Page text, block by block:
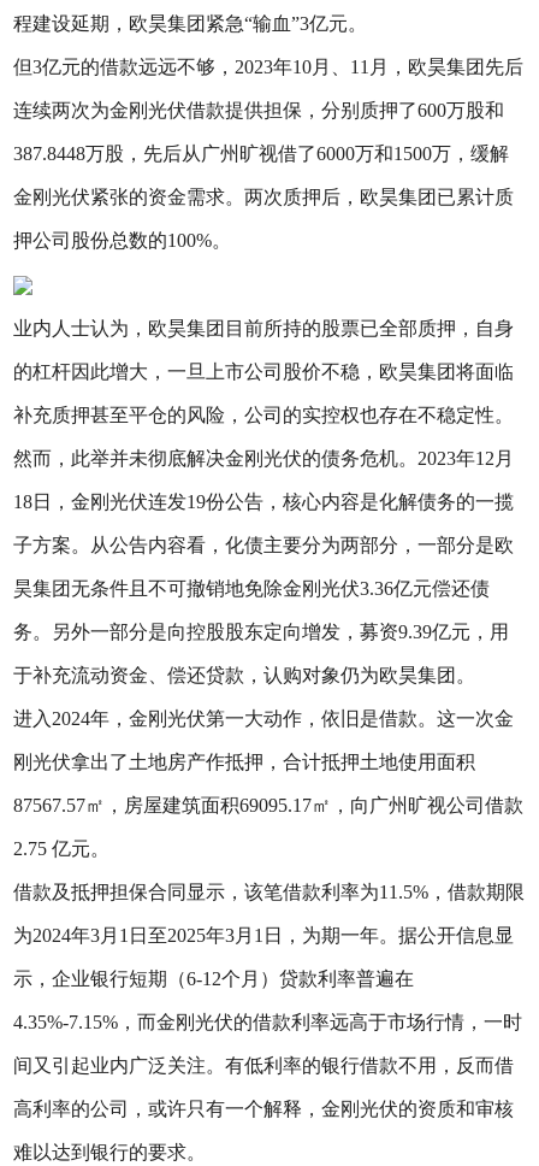
程建设延期，欧昊集团紧急“输血”3亿元。
但3亿元的借款远远不够，2023年10月、11月，欧昊集团先后
连续两次为金刚光伏借款提供担保，分别质押了600万股和
387.8448万股，先后从广州旷视借了6000万和1500万，缓解
金刚光伏紧张的资金需求。两次质押后，欧昊集团已累计质
押公司股份总数的100%。
业内人士认为，欧昊集团目前所持的股票已全部质押，自身
的杠杆因此增大，一旦上市公司股价不稳，欧昊集团将面临
补充质押甚至平仓的风险，公司的实控权也存在不稳定性。
然而，此举并未彻底解决金刚光伏的债务危机。2023年12月
18日，金刚光伏连发19份公告，核心内容是化解债务的一揽
子方案。从公告内容看，化债主要分为两部分，一部分是欧
昊集团无条件且不可撤销地免除金刚光伏3.36亿元偿还债
务。另外一部分是向控股股东定向增发，募资9.39亿元，用
于补充流动资金、偿还贷款，认购对象仍为欧昊集团。
进入2024年，金刚光伏第一大动作，依旧是借款。这一次金
刚光伏拿出了土地房产作抵押，合计抵押土地使用面积
87567.57㎡，房屋建筑面积69095.17㎡，向广州旷视公司借款
2.75 亿元。
借款及抵押担保合同显示，该笔借款利率为11.5%，借款期限
为2024年3月1日至2025年3月1日，为期一年。据公开信息显
示，企业银行短期（6-12个月）贷款利率普遍在
4.35%-7.15%，而金刚光伏的借款利率远高于市场行情，一时
间又引起业内广泛关注。有低利率的银行借款不用，反而借
高利率的公司，或许只有一个解释，金刚光伏的资质和审核
难以达到银行的要求。